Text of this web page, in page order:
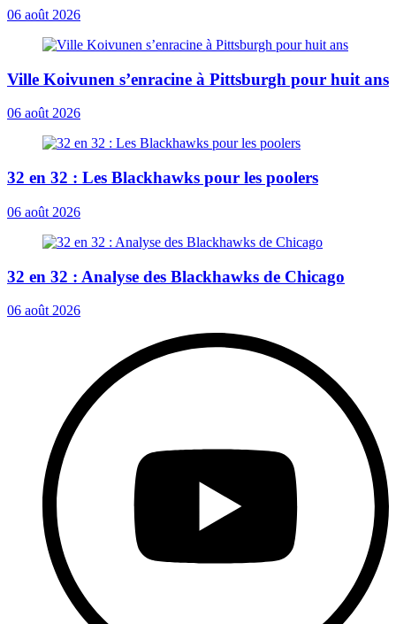
06 août 2026
Ville Koivunen s’enracine à Pittsburgh pour huit ans
06 août 2026
32 en 32 : Les Blackhawks pour les poolers
06 août 2026
32 en 32 : Analyse des Blackhawks de Chicago
06 août 2026